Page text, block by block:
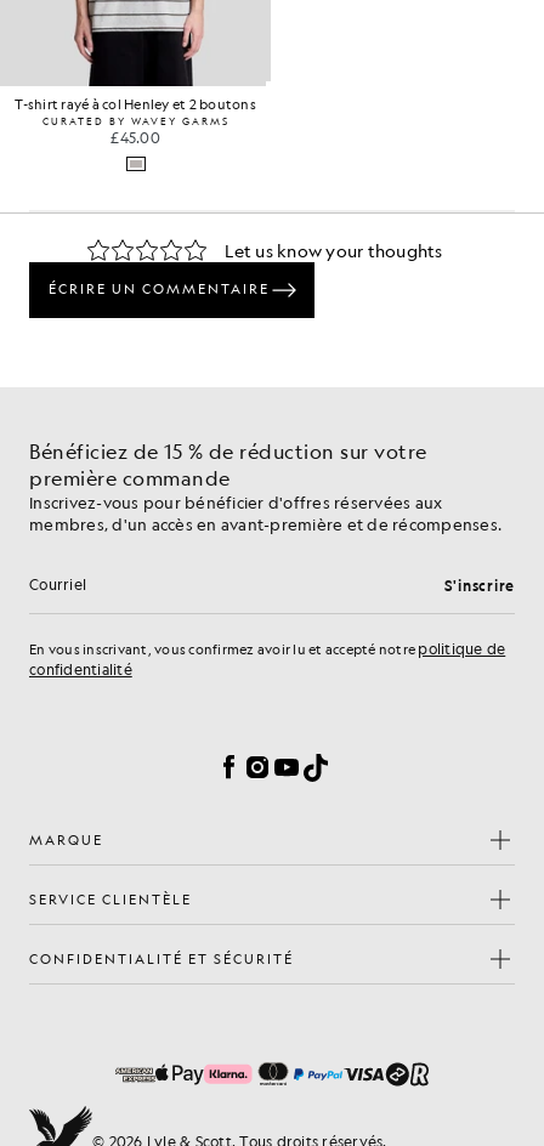
T-shirt rayé à col Henley et 2 boutons
CURATED BY WAVEY GARMS
£45.00
Bénéficiez de 15 % de réduction sur votre
première commande
Inscrivez-vous pour bénéficier d'offres réservées aux
membres, d'un accès en avant-première et de récompenses.
Adresse e-mail S'inscrire
En vous inscrivant, vous confirmez avoir lu et accepté notre politique de
confidentialité
Facebook
Instagram
YouTube
TikTok
MARQUE
SERVICE CLIENTÈLE
CONFIDENTIALITÉ ET SÉCURITÉ
© 2026 Lyle & Scott. Tous droits réservés.